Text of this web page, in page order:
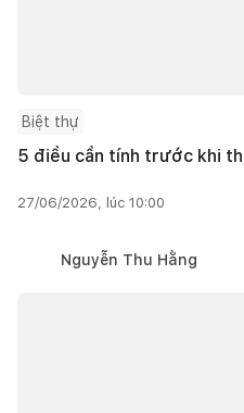
Biệt thự
5 điều cần tính trước khi
27/06/2026, lúc 10:00
Nguyễn Thu Hằng